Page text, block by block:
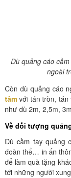
Dù quảng cáo
ngoài
Còn dù quảng cáo
tâm với tán tròn,
như dù 2m, 2,5m,
Về đối tượng
Dù cầm tay quảng
đoàn thể… in ấn
để làm quà tặng
tới những người